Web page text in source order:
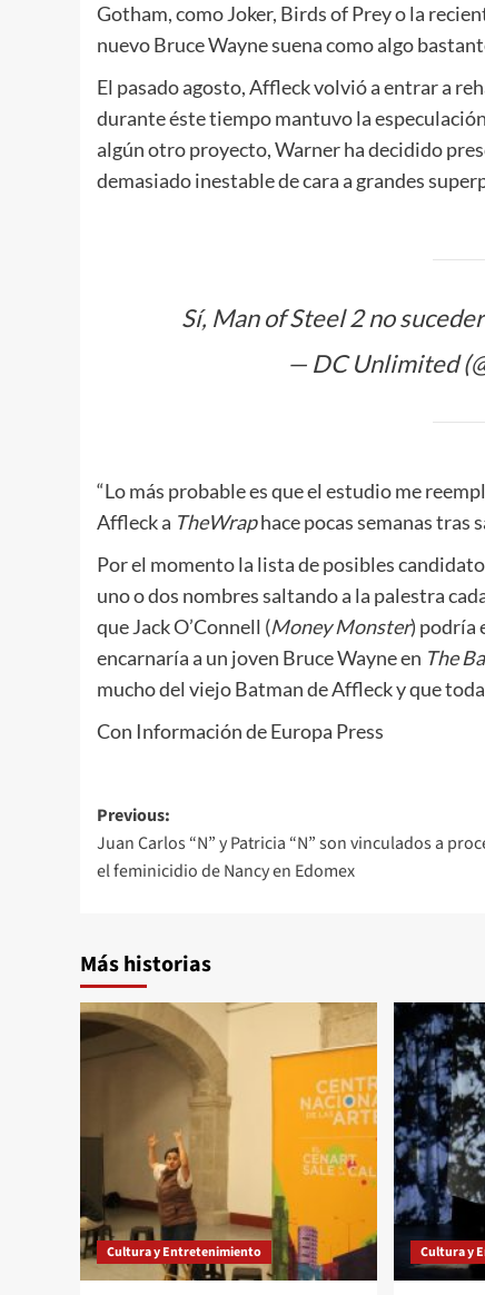
Gotham, como Joker, Birds of Prey o la
nuevo Bruce Wayne suena como algo
El pasado agosto, Affleck volvió a entrar a
durante éste tiempo mantuvo la
algún otro proyecto, Warner ha decidido
demasiado inestable de cara a grandes
Sí, Man of Steel 2 no
— DC Unlimited
“Lo más probable es que el estudio me
Affleck a TheWraphace pocas semanas tras
Por el momento la lista de posibles
uno o dos nombres saltando a la palestra
que Jack O’Connell (Money Monster) podría
encarnaría a un joven Bruce Wayne en The
mucho del viejo Batman de Affleck y que
Con Información de Europa Press
Post
navigation
Previous:
Juan Carlos “N” y Patricia “N” son vinculados a
el feminicidio de Nancy en Edomex
Más historias
Cultura y Entretenimiento Cultura y